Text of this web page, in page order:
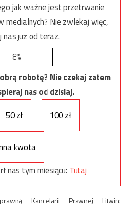
jak ważne jest przetrwanie
medialnych? Nie zwlekaj więc,
nas już od teraz.
8%
robotę? Nie czekaj zatem
nas od dzisiaj.
50 zł 100 zł
kwota
nas tym miesiącu: Tutaj
Kancelarii Prawnej Litwin: